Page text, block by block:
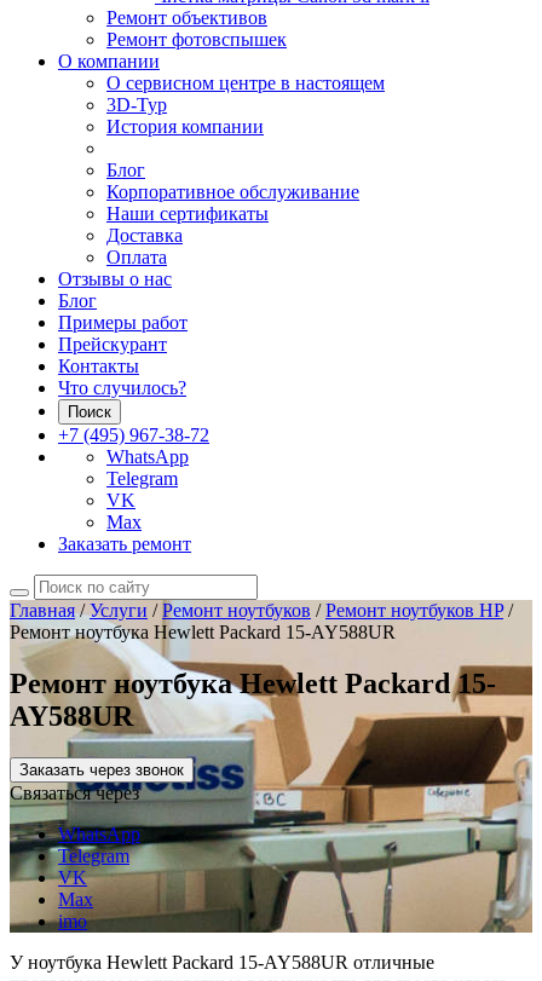
Ремонт объективов
Ремонт фотовспышек
О компании
О сервисном центре в настоящем
3D-Тур
История компании
Блог
Корпоративное обслуживание
Наши сертификаты
Доставка
Оплата
Отзывы о нас
Блог
Примеры работ
Прейскурант
Контакты
Что случилось?
Поиск
+7 (495) 967-38-72
WhatsApp
Telegram
VK
Max
Заказать ремонт
Главная/Услуги /Ремонт ноутбуков /Ремонт ноутбуков HP/
Ремонт ноутбука Hewlett Packard 15-AY588UR
Ремонт ноутбука Hewlett Packard 15-
AY588UR
Заказать через звонок
Связаться через
WhatsApp
Telegram
VK
Max
imo
У ноутбука Hewlett Packard 15-AY588UR отличные